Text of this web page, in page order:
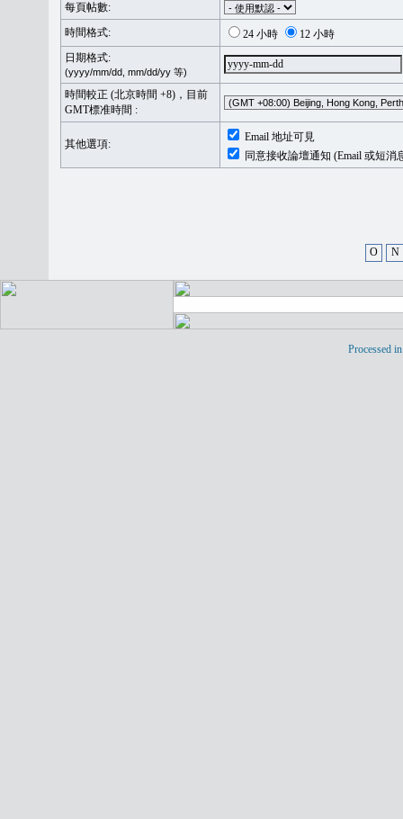
每頁帖數:
時間格式:
24 小時
12 小時
日期格式:
(yyyy/mm/dd, mm/dd/yy 等)
時間較正 (北京時間 +8)，目前
GMT標准時間 :
其他選項:
Email 地址可見
同意接收論壇通知 (Email 或短消
O N
Processed